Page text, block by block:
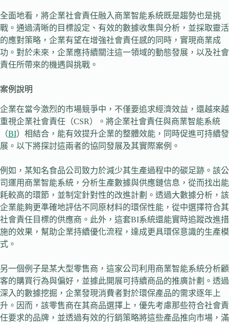
全面地看，將企業社會責任融入商業智能系統既是趨勢也是挑
戰。通過清晰的目標設定、有效的數據收集與分析，並採取靈活
的應對策略，企業有望在增強社會責任感的同時，實現商業成
功。對於未來，企業應持續關注這一領域的動態發展，以及社會
責任所帶來的機遇與挑戰。
案例說明
企業在當今激烈的市場競爭中，不僅要追求經濟效益，還越來越
重視企業社會責任（CSR）。將企業社會責任與商業智能系統
（BI）相結合，能有效提升企業的整體效能，同時促進可持續發
展。以下將探討這兩者的協同發展及其實際案例。
例如，某知名食品公司致力於減少其生產過程中的碳足跡。該公
司運用商業智能系統，分析生產數據與供應鏈信息，從而找出能
耗較高的環節，並制定針對性的改進計劃。透過大數據分析，該
企業能夠更準確地評估不同原材料的環保性能，從中選擇符合其
社會責任目標的供應商。此外，這套BI系統還能實時追蹤改進措
施的效果，幫助企業持續優化流程，達成更具環保意識的生產模
式。
另一個例子是某大型零售商，這家公司利用商業智能系統分析顧
客的購買行為與偏好，並據此開展可持續商品的推廣計劃。透過
深入的數據挖掘，企業發現消費者對於環保產品的需求逐年上
升。因而，該零售商在其商品選擇上，優先考慮那些符合社會責
任要求的品牌，並透過有效的行銷策略將這些產品推向市場，滿